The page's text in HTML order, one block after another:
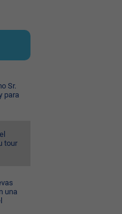
Sr.
para
tour
una